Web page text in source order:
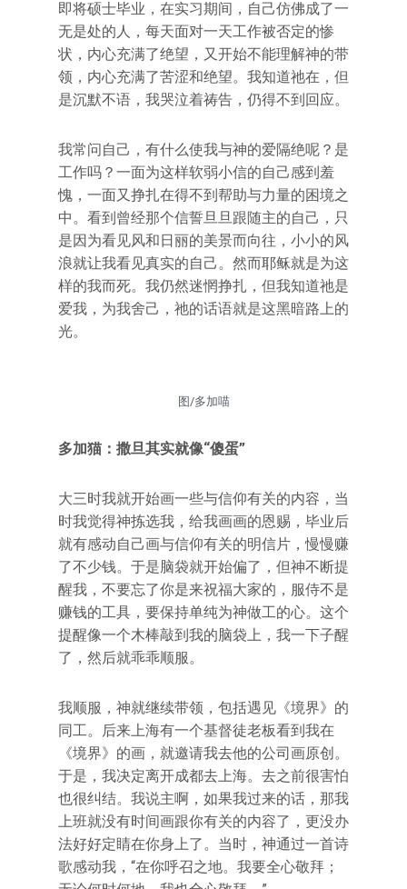
即将硕士毕业，在实习期间，自己仿佛成了一
无是处的人，每天面对一天工作被否定的惨
状，内心充满了绝望，又开始不能理解神的带
领，内心充满了苦涩和绝望。我知道祂在，但
是沉默不语，我哭泣着祷告，仍得不到回应。
我常问自己，有什么使我与神的爱隔绝呢？是
工作吗？一面为这样软弱小信的自己感到羞
愧，一面又挣扎在得不到帮助与力量的困境之
中。看到曾经那个信誓旦旦跟随主的自己，只
是因为看见风和日丽的美景而向往，小小的风
浪就让我看见真实的自己。然而耶稣就是为这
样的我而死。我仍然迷惘挣扎，但我知道祂是
爱我，为我舍己，祂的话语就是这黑暗路上的
光。
图/多加喵
多加猫：撒旦其实就像“傻蛋”
大三时我就开始画一些与信仰有关的内容，当
时我觉得神拣选我，给我画画的恩赐，毕业后
就有感动自己画与信仰有关的明信片，慢慢赚
了不少钱。于是脑袋就开始偏了，但神不断提
醒我，不要忘了你是来祝福大家的，服侍不是
赚钱的工具，要保持单纯为神做工的心。这个
提醒像一个木棒敲到我的脑袋上，我一下子醒
了，然后就乖乖顺服。
我顺服，神就继续带领，包括遇见《境界》的
同工。后来上海有一个基督徒老板看到我在
《境界》的画，就邀请我去他的公司画原创。
于是，我决定离开成都去上海。去之前很害怕
也很纠结。我说主啊，如果我过来的话，那我
上班就没有时间画跟你有关的内容了，更没办
法好好定睛在你身上了。当时，神通过一首诗
歌感动我，“在你呼召之地。我要全心敬拜；